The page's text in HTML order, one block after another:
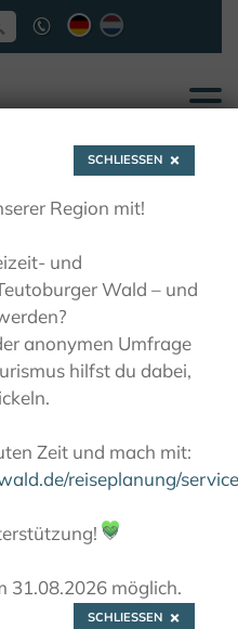
SCHLIESSEN
Region mit!
und
Wald – und
anonymen Umfrage
hilfst du dabei,
Zeit und mach mit:
reiseplanung/
💚
31.08.2026 möglich.
SCHLIESSEN